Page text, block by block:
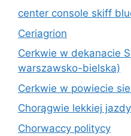
center console skiff
Ceriagrion
Cerkwie w dekanacie
warszawsko-bielska)
Cerkwie w powiecie
Chorągwie lekkiej
Chorwaccy politycy